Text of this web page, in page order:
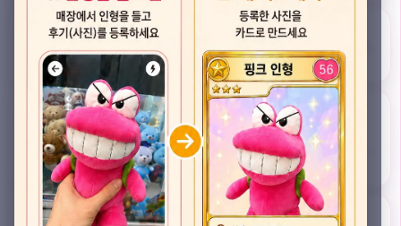
게임플렉스 불당동점
★★★☆☆ 2.5 후기 4
뽑기랜드
★★★★★ 4.7후기 47
픽스팟 불당점